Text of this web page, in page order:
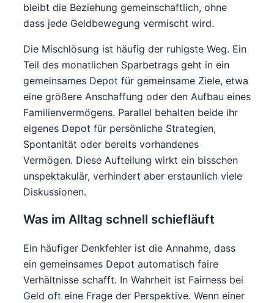
bleibt die Beziehung gemeinschaftlich, ohne
dass jede Geldbewegung vermischt wird.
Die Mischlösung ist häufig der ruhigste Weg. Ein
Teil des monatlichen Sparbetrags geht in ein
gemeinsames Depot für gemeinsame Ziele, etwa
eine größere Anschaffung oder den Aufbau eines
Familienvermögens. Parallel behalten beide ihr
eigenes Depot für persönliche Strategien,
Spontanität oder bereits vorhandenes
Vermögen. Diese Aufteilung wirkt ein bisschen
unspektakulär, verhindert aber erstaunlich viele
Diskussionen.
Was im Alltag schnell schiefläuft
Ein häufiger Denkfehler ist die Annahme, dass
ein gemeinsames Depot automatisch faire
Verhältnisse schafft. In Wahrheit ist Fairness bei
Geld oft eine Frage der Perspektive. Wenn einer